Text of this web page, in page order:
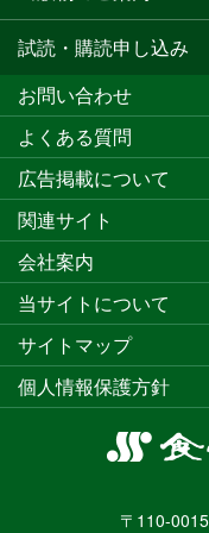
試読・購読申し込み
〒110-
お問い合わせ
よくある質問
広告掲載について
関連サイト
会社案内
当サイトについて
サイトマップ
個人情報保護方針